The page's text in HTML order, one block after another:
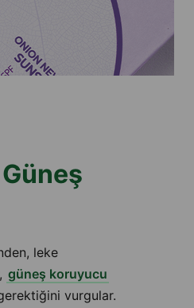
leke
güneş koruyucu
vurgular.